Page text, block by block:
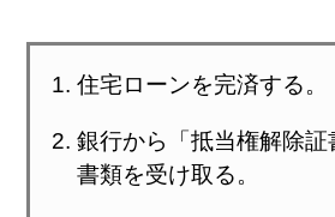
住宅ローンを完済する。
銀行から「抵当権解除
書類を受け取る。